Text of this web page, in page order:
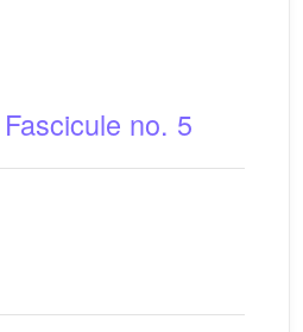
Fascicule no. 5